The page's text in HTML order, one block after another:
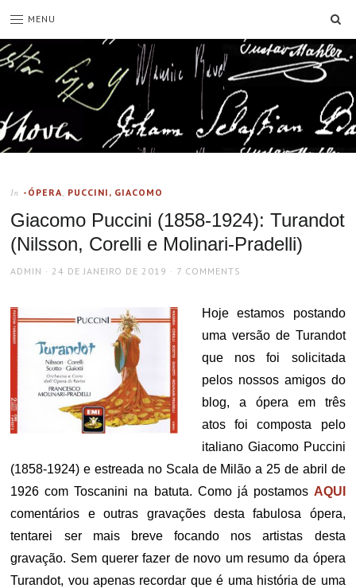
MENU
In -ÓPERA, PUCCINI, GIACOMO
Giacomo Puccini (1858-1924): Turandot
(Nilsson, Corelli e Molinari-Pradelli)
AUTHOR
ADMIN
POSTED
24 DE JANEIRO DE 2019 7 COMMENTS
Hoje estamos postando
uma versão de Turandot
que nos foi solicitada
pelos nossos amigos do
blog, a ópera em três
atos foi composta pelo
italiano Giacomo Puccini
(1858-1924) e estreada no Scala de Milão a 25 de abril de
1926 com Toscanini na batuta. Como já postamos AQUI
comentários e outras gravações desta fabulosa ópera,
tentarei ser mais breve focando nos artistas desta
gravação. Sem querer fazer de novo um resumo da ópera
Turandot, vou apenas recordar que é uma história de uma